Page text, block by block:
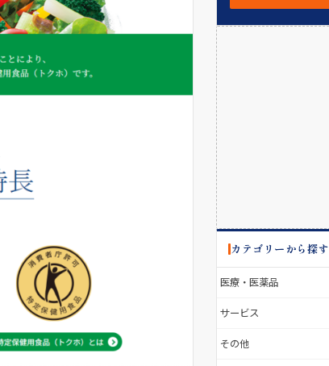
カテゴリーから探す
医療・医薬品
サービス
その他